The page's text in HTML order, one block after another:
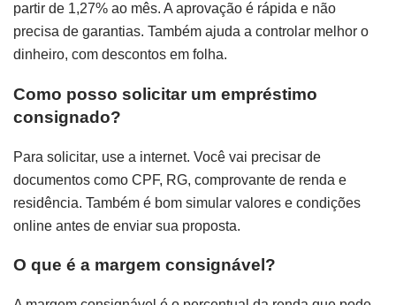
partir de 1,27% ao mês. A aprovação é rápida e não
precisa de garantias. Também ajuda a controlar melhor o
dinheiro, com descontos em folha.
Como posso solicitar um empréstimo
consignado?
Para solicitar, use a internet. Você vai precisar de
documentos como CPF, RG, comprovante de renda e
residência. Também é bom simular valores e condições
online antes de enviar sua proposta.
O que é a margem consignável?